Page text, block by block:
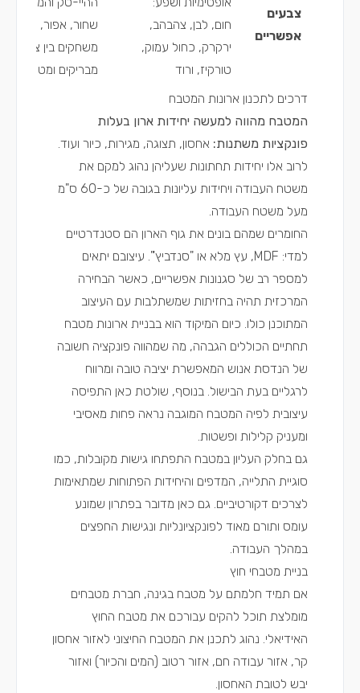
צבעים
אפשריים
חום, לבן, צהבהב,
ירקרק, כחול עמוק,
טורקיז, ורוד
שחור, אפור, לבן,
משחקים בין צבעים
מבריקים ומט
דרכים לתכנון ארונות המטבח
המטבח מהווה למעשה יחידות ארון בעלות
פונקציות משתנות: אחסון, תצוגה, מגירות, כיור ועוד.
לרוב אלו יחידות תחתונות שעליהן נהוג למקם את
משטח העבודה ויחידות עליונות בגובה של כ-60 ס"מ
מעל משטח העבודה.
החומרים שמהם בונים את גוף הארון הם סטנדרטיים
למדי: MDF, עץ מלא או "סנדביץ'". עיצובם יתאים
למספר רב של סגנונות אפשריים, כאשר הבחירה
המרכזית תהיה בחזיתות שמשתלבות עם העיצוב
המתוכנן כולו. כיום המיקוד הוא בבניית ארונות מטבח
תחתיים הכוללים הגבהה, מה שמהווה פונקציה חשובה
של הנדסת אנוש המאפשרת יציבה טובה ומרווח
לרגליים בעת הבישול. בנוסף, שולטת כאן התפיסה
עיצובית לפיה המטבח המוגבה נראה פחות מאסיבי
ומעניק קלילות ופשטות.
גם בחלק העליון במטבח התפתחו גישות מקובלות, כמו
סוגיית התלייה, המדפים והיחידות הפתוחות שמתאימות
לצרכים דקורטיביים. גם כאן מדובר בפתרון שמונע
עומס ותורם מאוד לפונקציונליות ונגישות החפצים
במהלך העבודה.
בניית מטבחי חוץ
אם תמיד חלמתם על מטבח בגינה, חברת מטבחים
מומלצת תוכל להקים עבורכם את מטבח החוץ
האידיאלי. נהוג לתכנן את המטבח החיצוני לאזור אחסון
קר, אזור עבודה חם, אזור רטוב (המים והכיור) ואזור
יבש לטובת האחסון.